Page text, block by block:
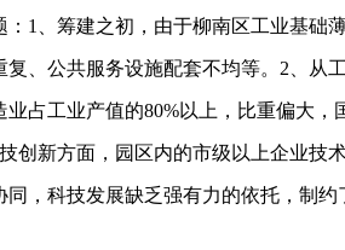
1 、筹建之初，由于柳南区工业基础
、公共服务设施配套不均等。 2 、从
业占工业产值的80%以上，比重偏大，
技创新方面，园区内的市级以上企业
同，科技发展缺乏强有力的依托，制